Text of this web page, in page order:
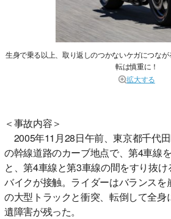
生身で乗る以上、取り返しのつかないケガにつな
転は慎重に！
拡大する
＜事故内容＞
2005年11月28日午前、東京都千代
の幹線道路のカーブ地点で、第4車線
と、第4車線と第3車線の間をすり抜
バイクが接触。ライダーはバランスを
の大型トラックと衝突、転倒して全身
遺障害が残った。